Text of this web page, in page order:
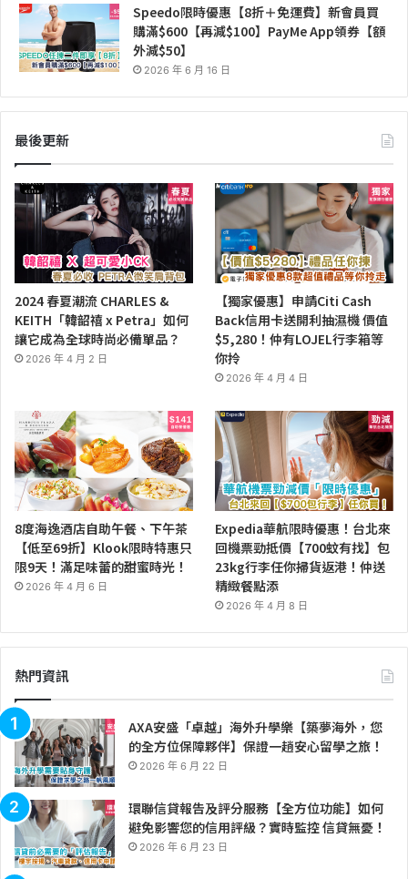
Speedo限時優惠【8折＋免運費】新會員買
購滿$600【再減$100】PayMe App領券【額
外減$50】
2026 年 6 月 16 日
最後更新
2024 春夏潮流 CHARLES &
KEITH「韓韶禧 x Petra」如何
讓它成為全球時尚必備單品？
2026 年 4 月 2 日
【獨家優惠】申請Citi Cash
Back信用卡送開利抽濕機 價值
$5,280！仲有LOJEL行李箱等
你拎
2026 年 4 月 4 日
8度海逸酒店自助午餐、下午茶
【低至69折】Klook限時特惠只
限9天！滿足味蕾的甜蜜時光！
2026 年 4 月 6 日
Expedia華航限時優惠！台北來
回機票勁抵價【700蚊有找】包
23kg行李任你掃貨返港！仲送
精緻餐點添
2026 年 4 月 8 日
熱門資訊
AXA安盛「卓越」海外升學樂【築夢海外，您
的全方位保障夥伴】保證一趟安心留學之旅！
2026 年 6 月 22 日
環聯信貸報告及評分服務【全方位功能】如何
避免影響您的信用評級？實時監控 信貸無憂！
2026 年 6 月 23 日